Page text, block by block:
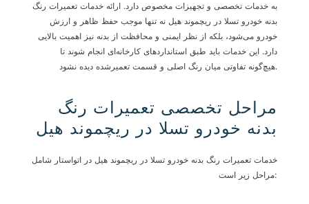
به خدمات تخصصی و تجهیزات مخصوص دارد. ارائه خدمات تعمیرات رنگ
بدنه خودرو تسلا در ریچموند هیل نه تنها موجب حفظ ظاهر و ارزش
خودرو می‌شود، بلکه از نظر ایمنی و محافظت از بدنه نیز اهمیت بالایی
دارد. این خدمات باید طبق استانداردهای کارخانه‌ای انجام شوند تا
هیچ‌گونه تفاوتی میان رنگ اصلی و قسمت تعمیرشده دیده نشود.
مراحل تخصصی تعمیرات رنگ
بدنه خودرو تسلا در ریچموند هیل
خدمات تعمیرات رنگ بدنه خودرو تسلا در ریچموند هیل در اتواستار شامل
مراحل زیر است: